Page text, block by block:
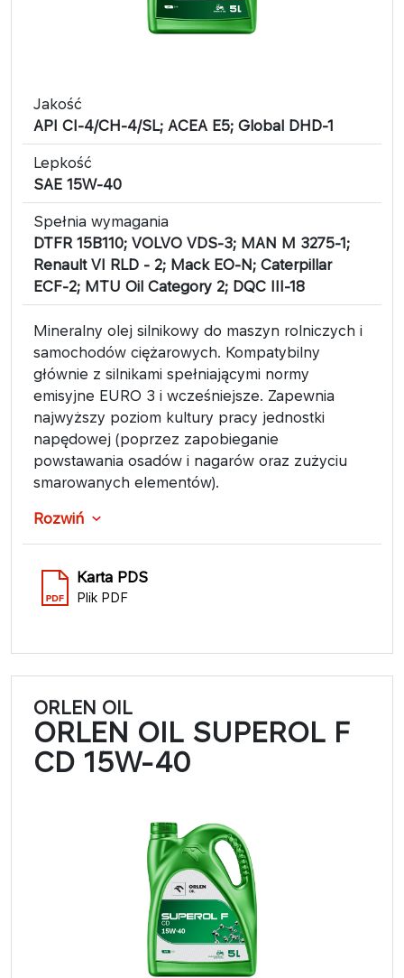
Jakość
API CI-4/CH-4/SL; ACEA E5; Global DHD-1
Lepkość
SAE 15W-40
Spełnia wymagania
DTFR 15B110; VOLVO VDS-3; MAN M 3275-1;
Renault VI RLD - 2; Mack EO-N; Caterpillar
ECF-2; MTU Oil Category 2; DQC III-18
Mineralny olej silnikowy do maszyn rolniczych i
samochodów ciężarowych. Kompatybilny
głównie z silnikami spełniającymi normy
emisyjne EURO 3 i wcześniejsze. Zapewnia
najwyższy poziom kultury pracy jednostki
napędowej (poprzez zapobieganie
powstawania osadów i nagarów oraz zużyciu
smarowanych elementów).
Rozwiń
Karta PDS
Plik PDF
ORLEN OIL
ORLEN OIL SUPEROL F
CD 15W-40